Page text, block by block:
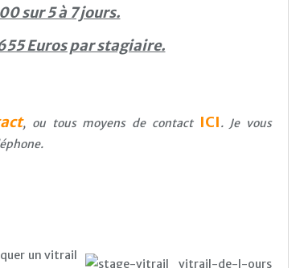
sur 5 à 7 jours.
Euros par stagiaire.
, ou tous moyens de contact ICI. Je vous
un vitrail